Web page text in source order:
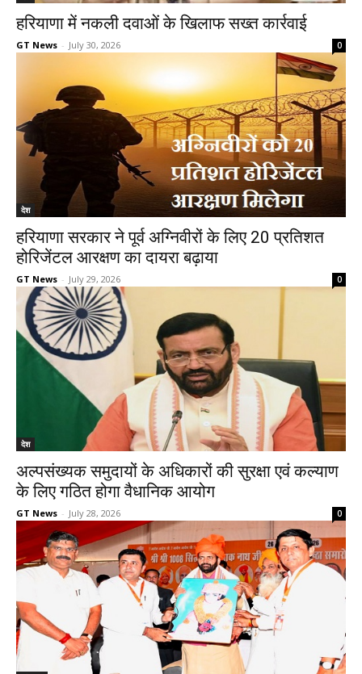
हरियाणा में नकली दवाओं के खिलाफ सख्त कार्रवाई
GT News - July 30, 2026 0
देश
हरियाणा सरकार ने पूर्व अग्निवीरों के लिए 20 प्रतिशत
होरिजेंटल आरक्षण का दायरा बढ़ाया
GT News - July 29, 2026 0
देश
अल्पसंख्यक समुदायों के अधिकारों की सुरक्षा एवं कल्याण
के लिए गठित होगा वैधानिक आयोग
GT News - July 28, 2026 0